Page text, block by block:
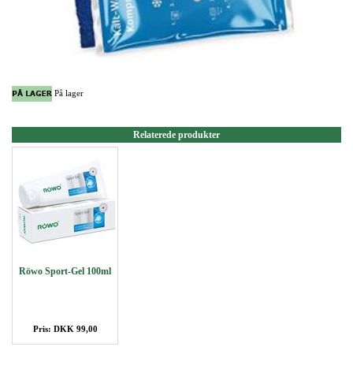
På lager
Relaterede produkter
Röwo Sport-Gel 100ml
Pris: DKK 99,00